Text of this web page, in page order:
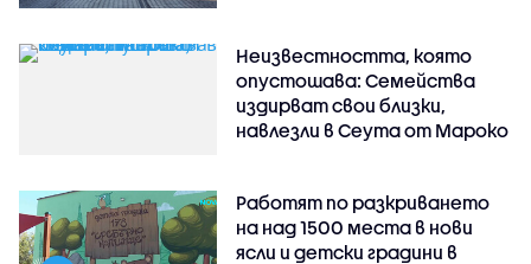
Неизвестността, която
опустошава: Семейства
издирват свои близки,
навлезли в Сеута от Мароко
Работят по разкриването
на над 1500 места в нови
ясли и детски градини в